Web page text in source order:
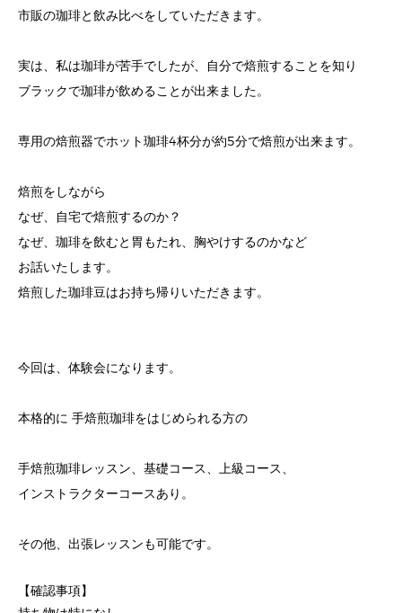
市販の珈琲と飲み比べをしていただきます。
実は、私は珈琲が苦手でしたが、自分で焙煎することを知り
ブラックで珈琲が飲めることが出来ました。
専用の焙煎器でホット珈琲4杯分が約5分で焙煎が出来ます。
焙煎をしながら
なぜ、自宅で焙煎するのか？
なぜ、珈琲を飲むと胃もたれ、胸やけするのかなど
お話いたします。
焙煎した珈琲豆はお持ち帰りいただきます。
今回は、体験会になります。
本格的に 手焙煎珈琲をはじめられる方の
手焙煎珈琲レッスン、基礎コース、上級コース、
インストラクターコースあり。
その他、出張レッスンも可能です。
【確認事項】